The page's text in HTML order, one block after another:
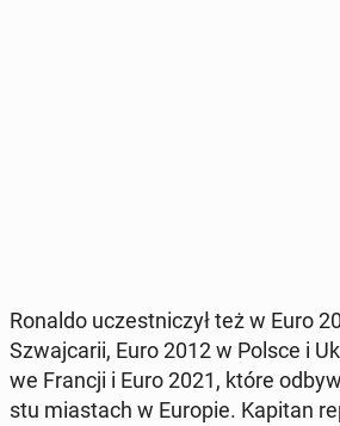
Ronaldo uczest­ni­czył też w Euro
Szwaj­ca­rii, Euro 2012 w Polsce i
we Francji i Euro 2021, które
stu mia­stach w Europie. Kapitan